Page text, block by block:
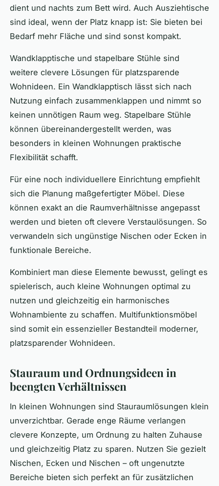
dient und nachts zum Bett wird. Auch Ausziehtische
sind ideal, wenn der Platz knapp ist: Sie bieten bei
Bedarf mehr Fläche und sind sonst kompakt.
Wandklapptische und stapelbare Stühle sind
weitere clevere Lösungen für platzsparende
Wohnideen. Ein Wandklapptisch lässt sich nach
Nutzung einfach zusammenklappen und nimmt so
keinen unnötigen Raum weg. Stapelbare Stühle
können übereinandergestellt werden, was
besonders in kleinen Wohnungen praktische
Flexibilität schafft.
Für eine noch individuellere Einrichtung empfiehlt
sich die Planung maßgefertigter Möbel. Diese
können exakt an die Raumverhältnisse angepasst
werden und bieten oft clevere Verstaulösungen. So
verwandeln sich ungünstige Nischen oder Ecken in
funktionale Bereiche.
Kombiniert man diese Elemente bewusst, gelingt es
spielerisch, auch kleine Wohnungen optimal zu
nutzen und gleichzeitig ein harmonisches
Wohnambiente zu schaffen. Multifunktionsmöbel
sind somit ein essenzieller Bestandteil moderner,
platzsparender Wohnideen.
Stauraum und Ordnungsideen in
beengten Verhältnissen
In kleinen Wohnungen sind Stauraumlösungen klein
unverzichtbar. Gerade enge Räume verlangen
clevere Konzepte, um Ordnung zu halten Zuhause
und gleichzeitig Platz zu sparen. Nutzen Sie gezielt
Nischen, Ecken und Nischen – oft ungenutzte
Bereiche bieten sich perfekt an für zusätzlichen